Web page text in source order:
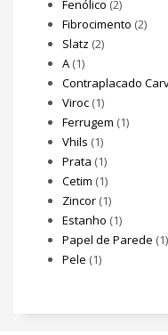
Fenólico (2)
Fibrocimento (2)
Slatz (2)
A (1)
Contraplacado
Viroc (1)
Ferrugem (1)
Vhils (1)
Prata (1)
Cetim (1)
Zincor (1)
Estanho (1)
Papel de Parede (1)
Pele (1)